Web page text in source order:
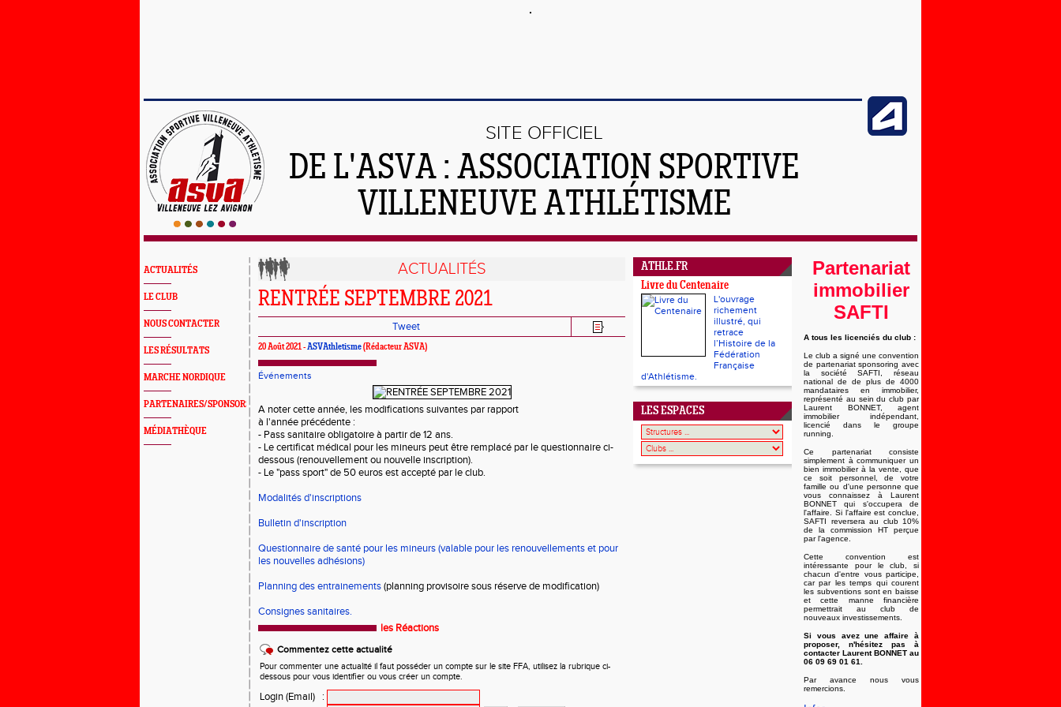
SITE OFFICIEL
DE L'ASVA : ASSOCIATION SPORTIVE
VILLENEUVE ATHLÉTISME
ACTUALITÉS
LE CLUB
NOUS CONTACTER
LES RÉSULTATS
MARCHE NORDIQUE
PARTENAIRES/SPONSORS
MÉDIATHÈQUE
ACTUALITÉS
RENTRÉE SEPTEMBRE 2021
Tweet
20 Août 2021 -ASVAthletisme(Rédacteur ASVA)
Événements
A noter cette année, les modifications suivantes par rapport
à l'année précédente :
- Pass sanitaire obligatoire à partir de 12 ans.
- Le certificat médical pour les mineurs peut être remplacé par le questionnaire ci-
dessous (renouvellement ou nouvelle inscription).
- Le "pass sport" de 50 euros est accepté par le club.
Modalités d'inscriptions
Bulletin d'inscription
Questionnaire de santé pour les mineurs (valable pour les renouvellements et pour
les nouvelles adhésions)
Planning des entrainements(planning provisoire sous réserve de modification)
Consignes sanitaires.
les Réactions
Commentez cette actualité
Pour commenter une actualité il faut posséder un compte sur le site FFA, utilisez la rubrique ci-
dessous pour vous identifier ou vous créer un compte.
Login (Email)
:
ATHLE.FR
Livre du Centenaire
L'ouvrage
richement
illustré, qui
retrace
l’Histoire de la
Fédération
Française
d'Athlétisme.
LES ESPACES
Partenariat
immobilier
SAFTI
A tous les licenciés du club :
Le club a signé une convention
de partenariat sponsoring avec
la société SAFTI, réseau
national de de plus de 4000
mandataires en immobilier,
représenté au sein du club par
Laurent BONNET, agent
immobilier indépendant,
licencié dans le groupe
running.
Ce partenariat consiste
simplement à communiquer un
bien immobilier à la vente, que
ce soit personnel, de votre
famille ou d'une personne que
vous connaissez à Laurent
BONNET qui s'occupera de
l'affaire. Si l'affaire est conclue,
SAFTI reversera au club 10%
de la commission HT perçue
par l'agence.
Cette convention est
intéressante pour le club, si
chacun d'entre vous participe,
car par les temps qui courent
les subventions sont en baisse
et cette manne financière
permettrait au club de
nouveaux investissements.
Si vous avez une affaire à
proposer, n'hésitez pas à
contacter Laurent BONNET au
06 09 69 01 61.
Par avance nous vous
remercions.